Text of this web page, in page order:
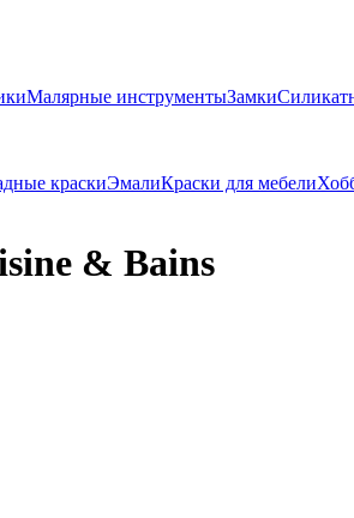
Малярные инструментыЗамки
краскиЭмалиКраски для мебели
& Bains